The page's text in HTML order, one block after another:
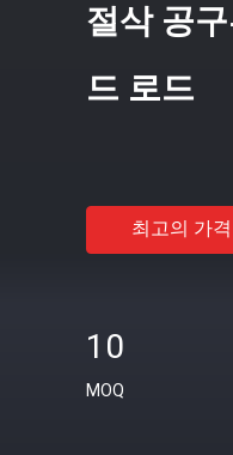
절삭 공
드 로드
최고의 가격
10
MOQ